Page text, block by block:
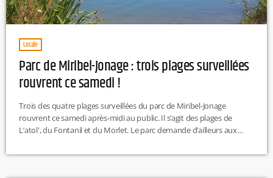
Locale
Parc de Miribel-Jonage : trois plages surveillées
rouvrent ce samedi !
Trois des quatre plages surveillées du parc de Miribel-Jonage
rouvrent ce samedi après-midi au public. Il s’agit des plages de
L’atol', du Fontanil et du Morlet. Le parc demande d’ailleurs aux
surveillance". Les rassemblements de plus 10 personnes étant